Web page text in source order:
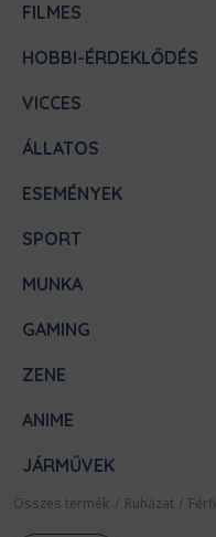
FILMES
HOBBI-ÉRDEKLŐDÉS
VICCES
ÁLLATOS
ESEMÉNYEK
SPORT
MUNKA
GAMING
ZENE
ANIME
JÁRMŰVEK
Összes termék / Ruházat / Férfi